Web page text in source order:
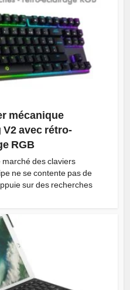
mécanique
V2 avec rétro-
RGB
marché des claviers
ne se contente pas de
sur des recherches